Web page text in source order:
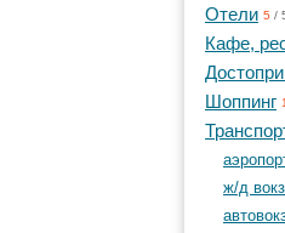
Отели 5 /
Кафе,
Шоппинг
ж/д